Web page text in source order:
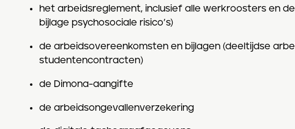
het arbeidsreglement, inclusief alle werkroosters en
bijlage psychosociale risico’s)
de arbeidsovereenkomsten en bijlagen (deeltijdse
studentencontracten)
de Dimona-aangifte
de arbeidsongevallenverzekering